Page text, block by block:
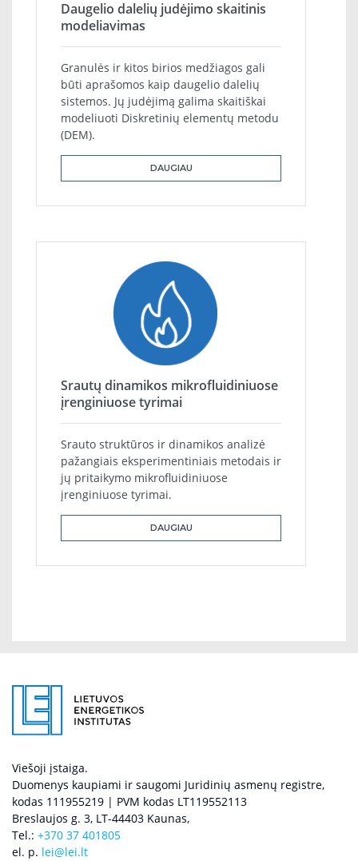
Daugelio dalelių judėjimo skaitinis
modeliavimas
Granulės ir kitos birios medžiagos gali
būti aprašomos kaip daugelio dalelių
sistemos. Jų judėjimą galima skaitiškai
modeliuoti Diskretinių elementų metodu
(DEM).
DAUGIAU
Srautų dinamikos mikrofluidiniuose
įrenginiuose tyrimai
Srauto struktūros ir dinamikos analizė
pažangiais eksperimentiniais metodais ir
jų pritaikymo mikrofluidiniuose
įrenginiuose tyrimai.
DAUGIAU
Viešoji įstaiga.
Duomenys kaupiami ir saugomi Juridinių asmenų registre,
kodas 111955219 | PVM kodas LT119552113
Breslaujos g. 3, LT-44403 Kaunas,
Tel.: +370 37 401805
el. p. lei@lei.lt